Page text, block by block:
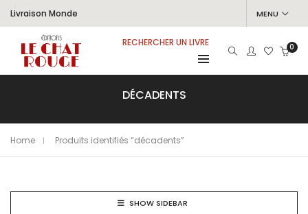
Livraison Monde MENU
RECHERCHER UN LIVRE 0
DÉCADENTS
Home Produits identifiés “décadents”
SHOW SIDEBAR